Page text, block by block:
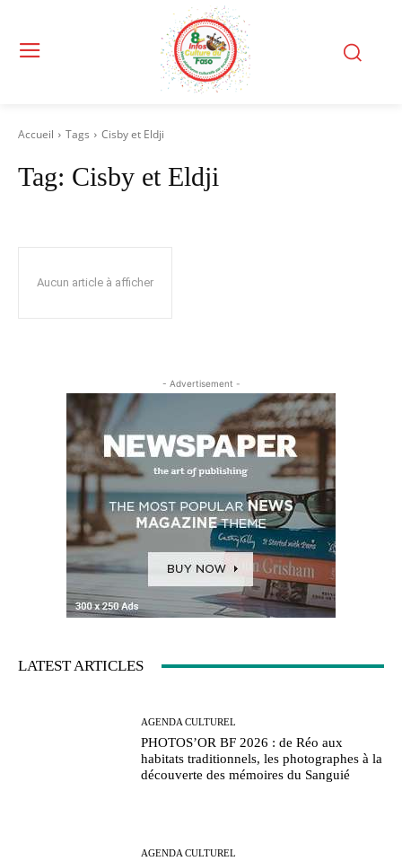
Accueil Tags Cisby et Eldji
Tag: Cisby et Eldji
Aucun article à afficher
- Advertisement -
LATEST ARTICLES
AGENDA CULTUREL
PHOTOS’OR BF 2026 : de Réo aux
habitats traditionnels, les photographes à la
découverte des mémoires du Sanguié
AGENDA CULTUREL